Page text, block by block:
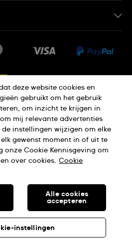
Cookies
SWISS MADE
RECHTEN VOORBEHOUDEN: SWISS
deze website cookies en
gebruikt om het gebruik
om inzicht te krijgen in
mij relevante advertenties
de instellingen wijzigen om elke
gewenst moment in of uit te
onze Cookie Kennisgeving om
over cookies. Cookie
instellingen
Alle cookies
accepteren